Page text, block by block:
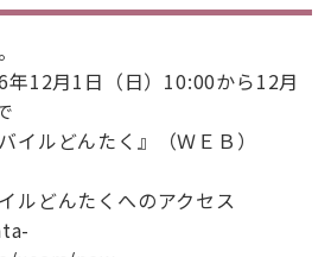
年12月1日（日）10:00から12月
イルどんたく』（ＷＥＢ）
どんたくへのアクセス